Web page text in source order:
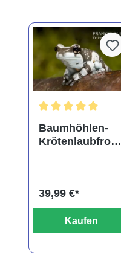
Baumhöhlen-
Krötenlaubfrosc
39,99 €*
Kaufen